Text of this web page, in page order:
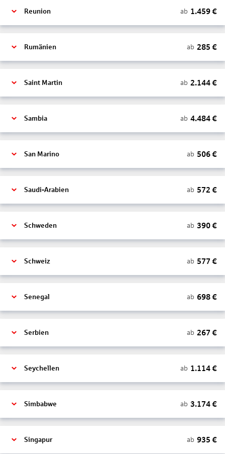
Reunion ab 1.459€
Rumänien ab 285 €
Saint Martin ab 2.144€
Sambia ab 4.484€
San Marino ab 506€
Saudi-Arabien ab 572 €
Schweden ab 390€
Schweiz ab 577 €
Senegal ab 698€
Serbien ab 267 €
Seychellen ab 1.114€
Simbabwe ab 3.174€
Singapur ab 935 €